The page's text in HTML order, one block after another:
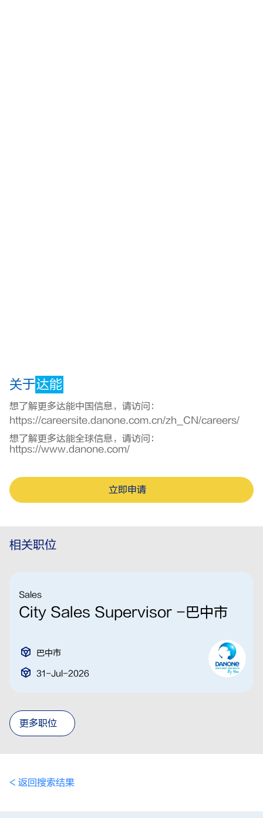
关于达能
想了解更多达能中国信息，请访问：
https://careersite.danone.com.cn/zh_CN/careers/
想了解更多达能全球信息，请访问：
https://www.danone.com/
立即申请
相关职位
Sales
City Sales Supervisor -巴中市
巴中市
31-Jul-2026
更多职位
< 返回搜索结果